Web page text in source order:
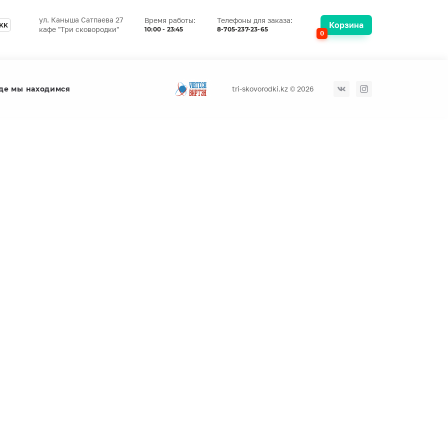
KK
ул. Каныша Сатпаева 27
кафе "Три сковородки"
Время работы:
10:00 - 23:45
Телефоны для заказа:
8-705-237-23-65
Корзина
0
мы находимся tri-skovorodki.kz © 2026